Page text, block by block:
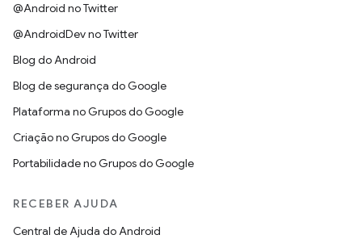
@Android no Twitter
@AndroidDev no Twitter
Blog do Android
Blog de segurança do Google
Plataforma no Grupos do Google
Criação no Grupos do Google
Portabilidade no Grupos do Google
RECEBER AJUDA
Central de Ajuda do Android